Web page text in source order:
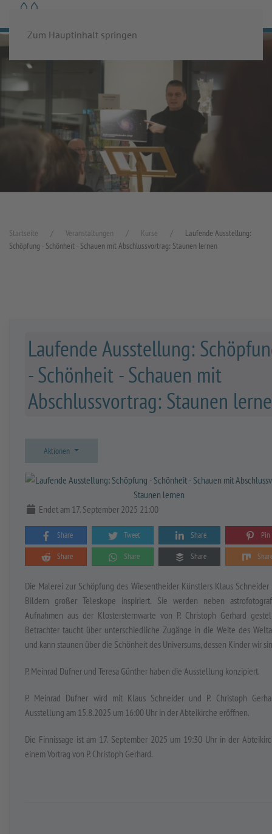
Zum Hauptinhalt springen
Startseite Veranstaltungen Kurse
Laufende Ausstellung:
Schöpfung - Schönheit - Schauen mit Abschlussvortrag: Staunen lernen
Laufende Ausstellung:
- Schönheit - Schauen mit
Abschlussvortrag: Staunen
Aktionen
Endet am 17. September 2025 21:00
Share Tweet Share Pin
Share Share Share
Die Malerei zur Schöpfung des Wiesentheider Künstlers Klaus Schneider
Bildern großer Teleskope inspiriert. Sie werden neben
Aufnahmen aus der Klostersternwarte von P. Christoph Gerhard
Betrachter taucht über unterschiedliche Zugänge in die Weite des
und kann staunen über die Schönheit des Universums, dessen Kinder wir
P. Meinrad Dufner und Teresa Günther haben die Ausstellung konzipiert.
P. Meinrad Dufner wird mit Klaus Schneider und P. Christoph
Ausstellung am 15.8.2025 um 16:00 Uhr in der Abteikirche eröffnen.
Die Finnissage ist am 17. September 2025 um 19:30 Uhr in der
einem Vortrag von P. Christoph Gerhard.